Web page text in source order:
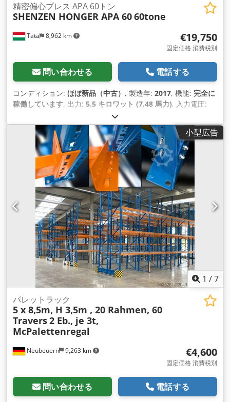
Tata 8,962 km
精密偏心プレス APA 60トン
SHENZEN HONGER APA 6060tone
€19,750
固定価格 消費税別
問い合わせる 電話する
コンディション: ほぼ新品（中古） , 製造年: 2017, 機能: 完全に
稼働しています, 出力: 5.5 キロワット (7.48 馬力), 入力電圧:
, ストローク長:
mm, テーブル長さ:900 mm, 総重量:5,600 kg（キログラ
, ラム調整: 75 mm , ストローク調整: 75 mm , 装備:安全光
小型広告
1 /7
Neubeuern 9,263 km
パレットラック
5 x 8,5m, H 3,5m , 20 Rahmen, 60
Travers2 Eb., je 3t,
McPalettenregal
€4,600
固定価格 消費税別
問い合わせる 電話する